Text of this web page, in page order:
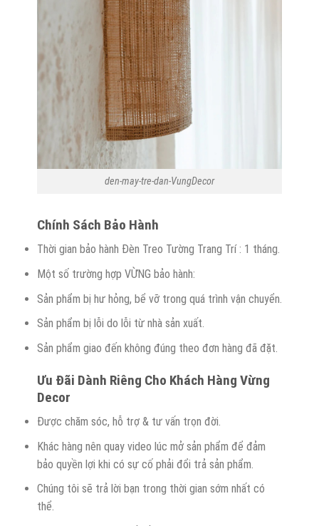
den-may-tre-dan-VungDecor
Chính Sách Bảo Hành
Thời gian bảo hành Đèn Treo Tường Trang Trí : 1 tháng.
Một số trường hợp VỪNG bảo hành:
Sản phẩm bị hư hỏng, bể vỡ trong quá trình vận chuyển.
Sản phẩm bị lỗi do lỗi từ nhà sản xuất.
Sản phẩm giao đến không đúng theo đơn hàng đã đặt.
Ưu Đãi Dành Riêng Cho Khách Hàng Vừng
Decor
Được chăm sóc, hỗ trợ & tư vấn trọn đời.
Khác hàng nên quay video lúc mở sản phẩm để đảm
bảo quyền lợi khi có sự cố phải đổi trả sản phẩm.
Chúng tôi sẽ trả lời bạn trong thời gian sớm nhất có
thể.